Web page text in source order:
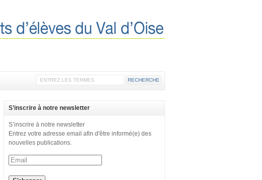
S’inscrire à notre newsletter
S’inscrire à notre newsletter
Entrez votre adresse email afin d'être informé(e) des
nouvelles publications.